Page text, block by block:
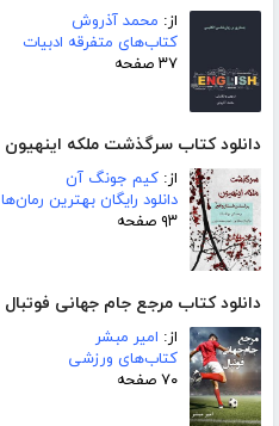
از: محمد آذروش
کتاب‌های متفرقه ادبیات
۳۷ صفحه
دانلود کتاب سرگذشت ملکه اینهیون
از: کیم جونگ آن
دانلود رایگان بهترین رمان‌ها
۹۳ صفحه
دانلود کتاب مرجع جام جهانی فوتبال
از: امیر مبشر
کتاب‌های ورزشی
۷۰ صفحه